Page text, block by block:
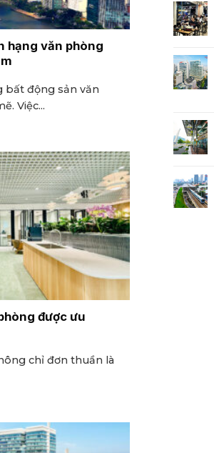
hạng văn phòng
bất động sản văn
Việc...
được ưu
chỉ đơn thuần là